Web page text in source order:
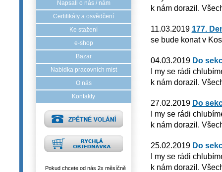
Napsali o nás / nám
Certifikáty a osvědčení
Ke stažení
e-shop
Bazar
Nabídka pracovních míst
O nás
Kontakty
Pokud chcete od nás 2x měsíčně
k nám dorazil.
11.03.2019 177.
se bude konat v
04.03.2019 Do
I my se rádi
k nám dorazil.
27.02.2019 Do
I my se rádi
k nám dorazil.
25.02.2019 Do
I my se rádi
k nám dorazil.